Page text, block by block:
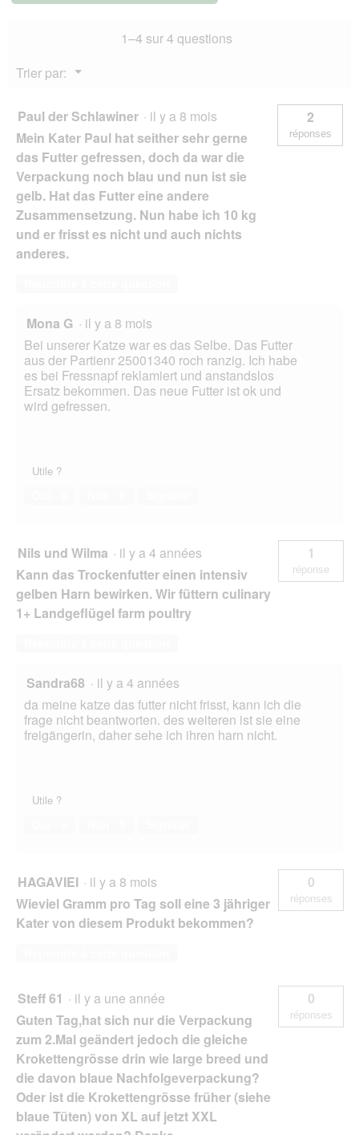
10
1–4 sur 4 questions
Trier par:
▼
Menu
Paul der Schlawiner · il y a 8 mois
Mein Kater Paul hat seither sehr gerne
das Futter gefressen, doch da war die
Verpackung noch blau und nun ist sie
gelb. Hat das Futter eine andere
Zusammensetzung. Nun habe ich 10 kg
und er frisst es nicht und auch nichts
anderes.
2
réponses
Mona G · il y a 8 mois
Bei unserer Katze war es das Selbe. Das Futter
aus der Partienr 25001340 roch ranzig. Ich habe
es bei Fressnapf reklamiert und anstandslos
Ersatz bekommen. Das neue Futter ist ok und
wird gefressen.
Utile ?
Nils und Wilma · il y a 4 années
Kann das Trockenfutter einen intensiv
gelben Harn bewirken. Wir füttern culinary
1+ Landgeflügel farm poultry
1
réponse
Sandra68 · il y a 4 années
da meine katze das futter nicht frisst, kann ich die
frage nicht beantworten. des weiteren ist sie eine
freigängerin, daher sehe ich ihren harn nicht.
Utile ?
HAGAVIEI · il y a 8 mois
Wieviel Gramm pro Tag soll eine 3 jähriger
Kater von diesem Produkt bekommen?
0
réponses
Steff 61 · il y a une année
Guten Tag,hat sich nur die Verpackung
zum 2.Mal geändert jedoch die gleiche
Krokettengrösse drin wie large breed und
die davon blaue Nachfolgeverpackung?
Oder ist die Krokettengrösse früher (siehe
blaue Tüten) von XL auf jetzt XXL
0
réponses